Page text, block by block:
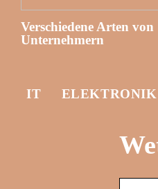
Verschiedene Arten von
Unternehmern
IT ELEKTRONIK